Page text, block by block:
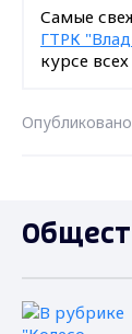
Самые
ГТРК
курсе